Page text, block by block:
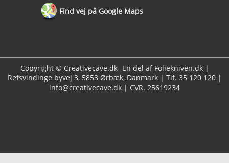
Find vej på Google Maps
Copyright © Creativecave.dk -En del af Foliekniven.dk |
Refsvindinge byvej 3, 5853 Ørbæk, Danmark | Tlf. 35 120 120 |
info@creativecave.dk | CVR. 25619234